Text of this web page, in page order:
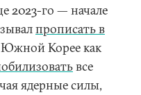
2023-го ­— начале
прописать в
Корее как
все
ядерные силы,